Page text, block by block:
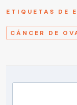
ETIQUETAS DE
CÁNCER DE